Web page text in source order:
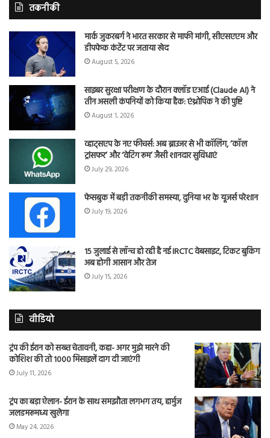
तकनीकी
मार्क जुकरबर्ग ने भारत सरकार से माफी मांगी, सीएसएएम और
डीपफेक कंटेंट पर जताया खेद
August 5, 2026
साइबर सुरक्षा परीक्षण के दौरान क्लॉड एआई (Claude AI) ने
तीन असली कंपनियों को किया हैक: एंथ्रोपिक ने की पुष्टि
August 1, 2026
व्हाट्सएप के नए फीचर्स: अब ब्राउजर से भी कॉलिंग, ‘कॉल
ट्रांसफर’ और ‘वेटिंग रूम’ जैसी शानदार सुविधाएं
July 29, 2026
फेसबुक में बड़ी तकनीकी समस्या, दुनिया भर के यूजर्स परेशान
July 19, 2026
15 जुलाई से लॉन्च हो रही है नई IRCTC वेबसाइट, टिकट बुकिंग
अब होगी आसान और तेज
July 15, 2026
वीडियो
ट्रंप की ईरान को सख्त चेतावनी, कहा- अगर मुझे मारने की
कोशिश की तो 1000 मिसाइलें दाग दी जाएंगी
July 11, 2026
ट्रंप का बड़ा ऐलान- ईरान के साथ समझौता लगभग तय, हार्मुज
जलडमरूमध्य खुलेगा
May 24, 2026